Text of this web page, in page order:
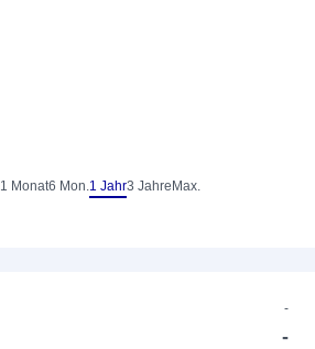
1 Monat6 Mon.1 Jahr3 Jahre Max.
-
-